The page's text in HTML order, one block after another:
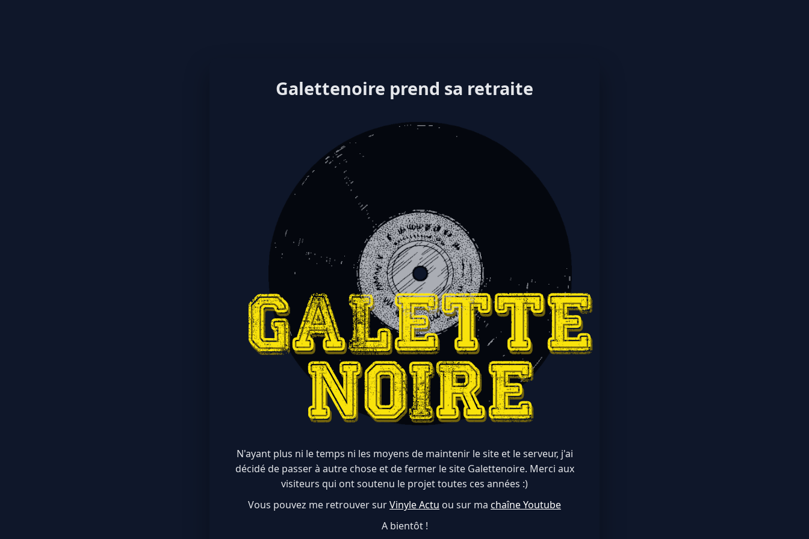
Galettenoire prend sa retraite
N'ayant plus ni le temps ni les moyens de maintenir le site et le serveur, j'ai
décidé de passer à autre chose et de fermer le site Galettenoire. Merci aux
visiteurs qui ont soutenu le projet toutes ces années :)
Vous pouvez me retrouver surVinyle Actu ou sur ma chaîne Youtube
A bientôt !